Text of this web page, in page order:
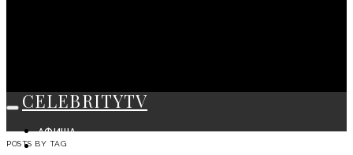
CELEBRITYTV
АФИША
СОБЫТИЯ
POSTS BY TAG